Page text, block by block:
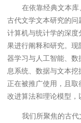
在依靠经典文本
古代文学文本研究的
计算机与统计学的深
果进行阐释和研究。
器学习与人工智能、
息系统、数据与文本
正在被推广使用，且
改进算法和理论模型，
我们所聚焦的古代